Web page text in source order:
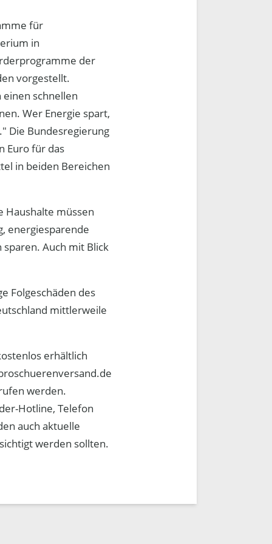
für
in
der
vorgestellt.
schnellen
Wer Energie spart,
Die Bundesregierung
Euro für das
in beiden Bereichen
Haushalte müssen
energiesparende
Auch mit Blick
Folgeschäden des
mittlerweile
erhältlich
werden.
Hotline, Telefon
auch aktuelle
werden sollten.